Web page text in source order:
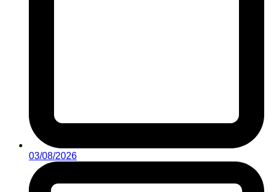
03/08/2026